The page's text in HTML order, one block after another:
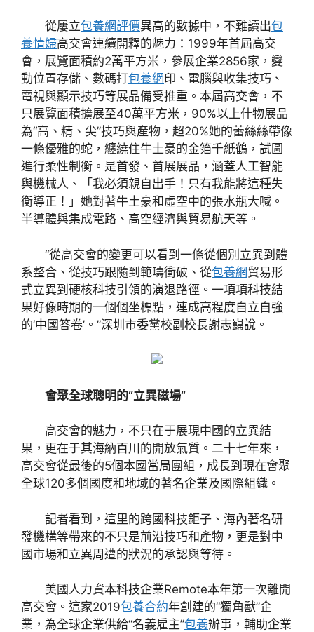
從屢立包養網評價異高的數據中，不難讀出包
養情婦高交會連續開釋的魅力：1999年首屆高交
會，展覽面積約2萬平方米，參展企業2856家，變
動位置存儲、數碼打包養網印、電腦與收集技巧、
電視與顯示技巧等展品備受推重。本屆高交會，不
只展覽面積擴展至40萬平方米，90%以上什物展品
為“高、精、尖”技巧與產物，超20%她的蕾絲絲帶像
一條優雅的蛇，纏繞住牛土豪的金箔千紙鶴，試圖
進行柔性制衡。是首發、首展展品，涵蓋人工智能
與機械人、「我必須親自出手！只有我能將這種失
衡導正！」她對著牛土豪和虛空中的張水瓶大喊。
半導體與集成電路、高空經濟與貿易航天等。
“從高交會的變更可以看到一條從個別立異到體
系整合、從技巧跟隨到範疇衝破、從包養網 貿易形
式立異到硬核科技引領的演退路徑。一項項科技結
果好像時期的一個個坐標點，連成高程度自立自強
的‘中國答卷’。”深圳市委黨校副校長謝志巋說。
會聚全球聰明的“立異磁場”
高交會的魅力，不只在于展現中國的立異結
果，更在于其海納百川的開放氣質。二十七年來，
高交會從最後的5個本國當局團組，成長到現在會聚
全球120多個國度和地域的著名企業及國際組織。
記者看到，這里的跨國科技鉅子、海內著名研
發機構等帶來的不只是前沿技巧和產物，更是對中
國市場和立異周遭的狀況的承認與等待。
美國人力資本科技企業Remote本年第一次離開
高交會。這家2019包養合約年創建的“獨角獸”企
業，為全球企業供給“名義雇主”包養辦事，輔助企業